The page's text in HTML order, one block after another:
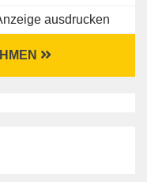
ausdrucken